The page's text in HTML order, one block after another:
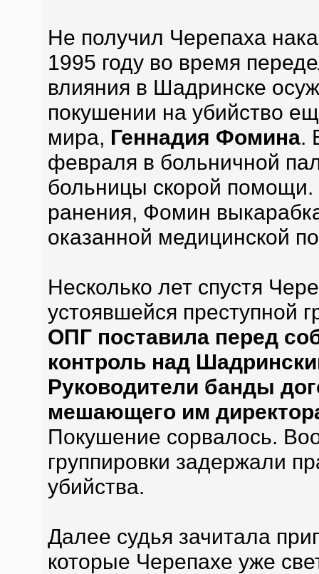
Не получил Черепаха
1995 году во время
влияния в Шадринске
покушении на убийство
мира, Геннадия Фомина.
февраля в больничной
больницы скорой помощи.
ранения, Фомин
оказанной медицинской
Несколько лет спустя
устоявшейся преступной
ОПГ поставила перед
контроль над
Руководители банды
мешающего им
Покушение сорвалось.
группировки задержали
убийства.
Далее судья зачитала
которые Черепахе уже